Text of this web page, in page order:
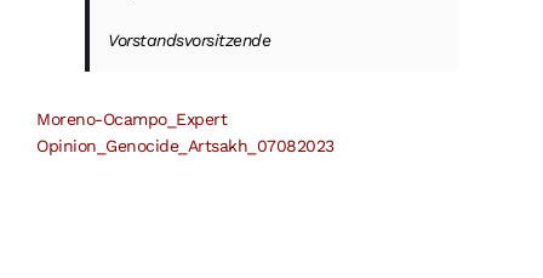
Vorstandsvorsitzende
Moreno-Ocampo_Expert
Opinion_Genocide_Artsakh_07082023